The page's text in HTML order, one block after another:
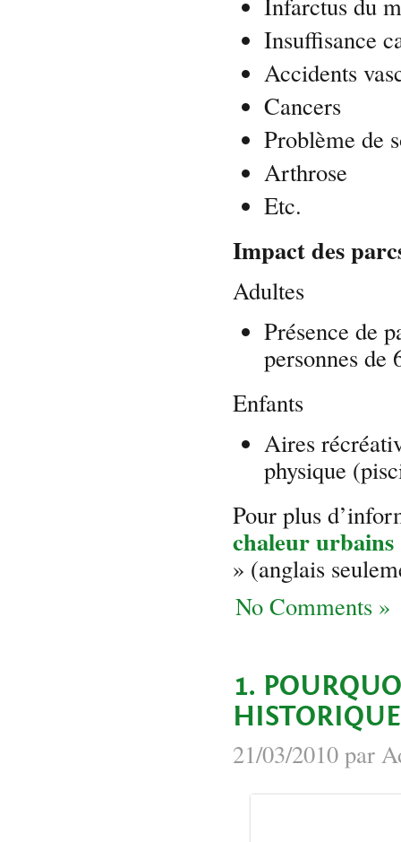
Insuffisance
Accidents
Cancers
Problème de
Arthrose
Etc.
Impact des
Adultes
Présence de
personnes de
Enfants
Aires
physique
Pour plus
chaleur urbains
» (anglais
No Comments »
1.
HISTORIQUE
21/03/2010 par